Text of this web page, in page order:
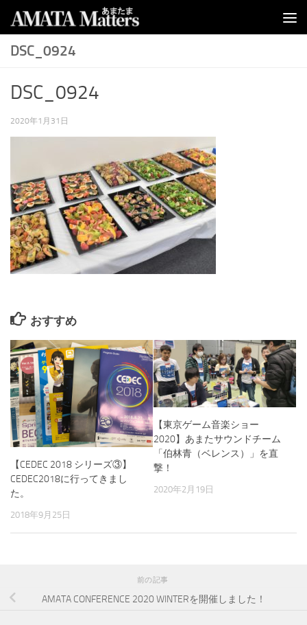
コンテンツへスキップ
DSC_0924
DSC_0924
2020年1月31日
おすすめ
【CEDEC 2018 シリーズ③】
CEDEC2018に行ってきまし
た。
2018年9月25日
【東京ゲーム音楽ショー
2020】あまたサウンドチーム
「伯林青（ベレンス）」を直
撃！
2020年2月19日
前の記事
AMATA CONFERENCE 2020 WINTERを開催しました！